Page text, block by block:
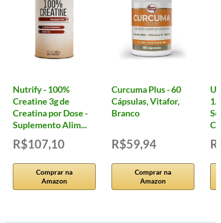
Nutrify - 100%
Creatine 3g de
Creatina por Dose -
Suplemento Alim...
R$107,10
Comprar na
Amazon
Curcuma Plus - 60
Cápsulas, Vitafor,
Branco
R$59,94
Comprar na
Amazon